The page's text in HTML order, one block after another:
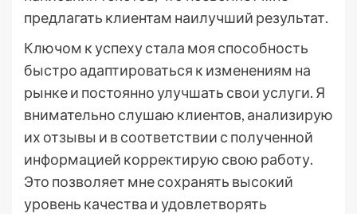
предлагать клиентам наилучший результат.
Ключом к успеху стала моя способность
быстро адаптироваться к изменениям на
рынке и постоянно улучшать свои услуги. Я
внимательно слушаю клиентов, анализирую
их отзывы и в соответствии с полученной
информацией корректирую свою работу.
Это позволяет мне сохранять высокий
уровень качества и удовлетворять